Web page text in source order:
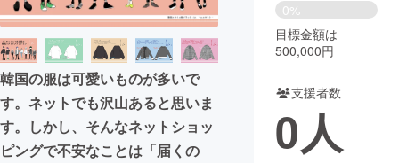
ビジネス・起業 チャレンジ
まちづくり・地域活性化
CAMPFIRE for Social Good
CAMPFIRE Creation
CAMPFIREふるさと納税
コミュニティ
韓国の服は可愛いものが多いで
す。ネットでも沢山あると思いま
す。しかし、そんなネットショッ
ピングで不安なことは「届くの
0%
目標金額は
500,000円
支援者数
0人